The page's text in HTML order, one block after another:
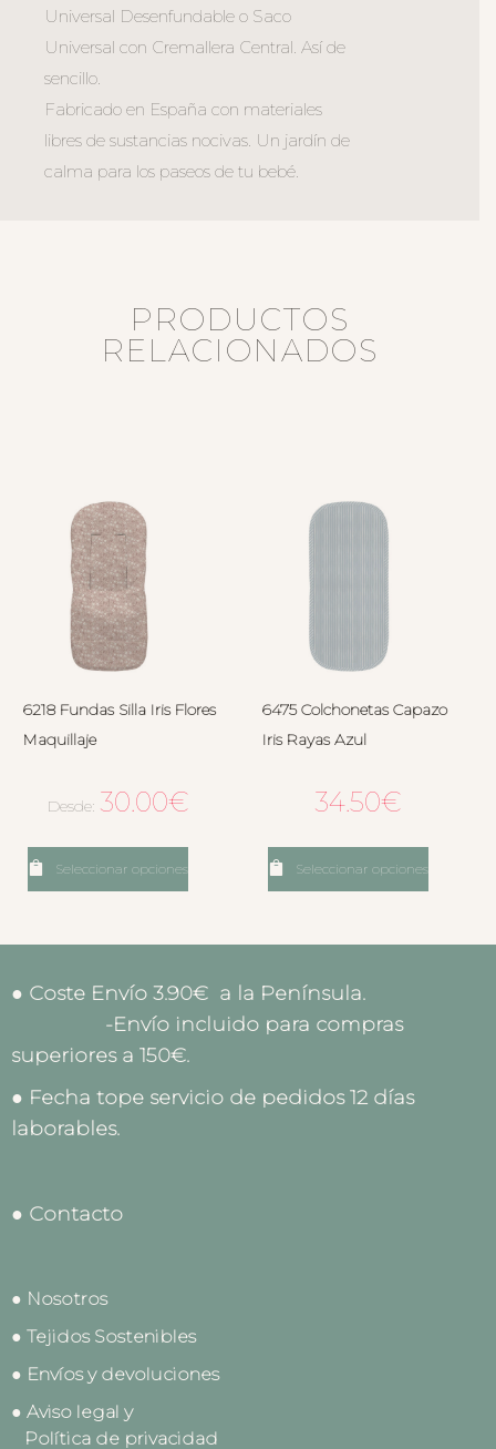
Universal Desenfundable o Saco
Universal con Cremallera Central. Así de
sencillo.
Fabricado en España con materiales
libres de sustancias nocivas. Un jardín de
calma para los paseos de tu bebé.
PRODUCTOS
RELACIONADOS
6218 Fundas Silla Iris Flores
Maquillaje
Desde: 30.00€
Seleccionar opciones
6475 Colchonetas Capazo
Iris Rayas Azul
34.50€
Seleccionar opciones
● Coste Envío 3.90€ a la Península.
-Envío incluido para compras
superiores a 150€.
● Fecha tope servicio de pedidos 12 días
laborables.
● Contacto
● Nosotros
● Tejidos Sostenibles
● Envíos y devoluciones
● Aviso legal y
Política de privacidad